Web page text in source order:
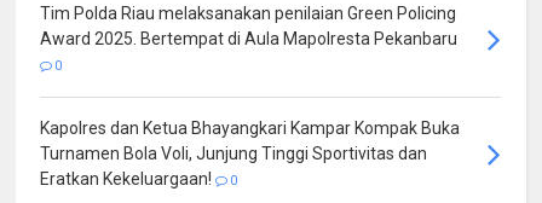
Tim Polda Riau melaksanakan penilaian Green Policing
Award 2025. Bertempat di Aula Mapolresta Pekanbaru
0
Kapolres dan Ketua Bhayangkari Kampar Kompak Buka
Turnamen Bola Voli, Junjung Tinggi Sportivitas dan
Eratkan Kekeluargaan!
0